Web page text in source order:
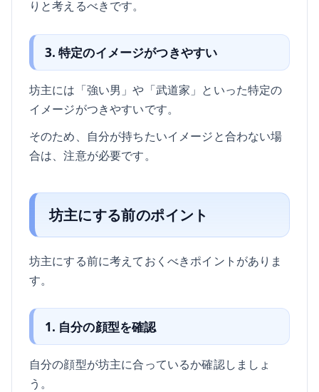
りと考えるべきです。
3. 特定のイメージがつきやすい
坊主には「強い男」や「武道家」といった特定の
イメージがつきやすいです。
そのため、自分が持ちたいイメージと合わない場
合は、注意が必要です。
坊主にする前のポイント
坊主にする前に考えておくべきポイントがありま
す。
1. 自分の顔型を確認
自分の顔型が坊主に合っているか確認しましょ
う。